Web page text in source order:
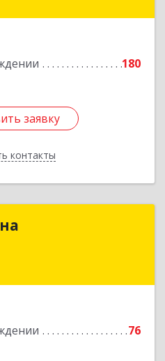
180
заявку
контакты
заявку
76
ИП Сушкова Инна
Подробнее